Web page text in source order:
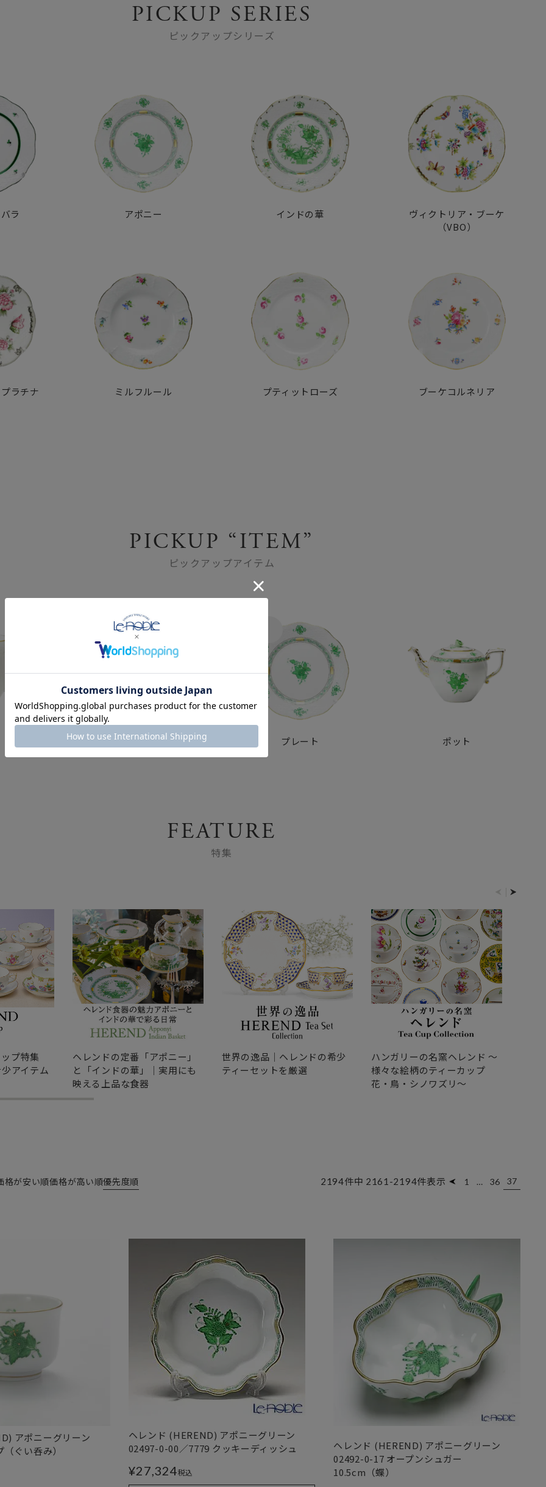
PICKUP SERIES
ピックアップシリーズ
ラ アポニー インドの華
ヴィクトリア・ブーケ
（VBO）
ラチナ ミルフルール プティットローズ ブーケコルネリア
PICKUP “ITEM”
ピックアップアイテム
カップ&ソーサー プレート ポット
FEATURE
特集
プ特集
アイテム
ヘレンドの定番「アポニー」
と「インドの華」｜実用にも
映える上品な食器
世界の逸品｜ヘレンドの希少
ティーセットを厳選
ハンガリーの名窯ヘレンド ～
様々な絵柄のティーカップ
花・鳥・シノワズリ～
格が安い順価格が高い順優先度順 2194件中 2161 -2194件表示 1 … 36 37
アポニーグリーン
ぐい呑み）
ヘレンド (HEREND) アポニーグリーン
02497-0-00／7779 クッキーディッシュ
¥27,324税込
ヘレンド (HEREND) アポニーグリーン
02492-0-17 オープンシュガー
10.5cm（蝶）